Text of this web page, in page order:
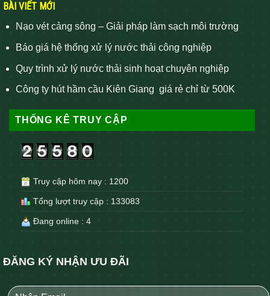
BÀI VIẾT MỚI
Nạo vét cảng sông – Giải pháp làm sạch môi trường
Báo giá hệ thống xử lý nước thải công nghiệp
Quy trình xử lý nước thải sinh hoạt chuyên nghiệp
Công ty hút hầm cầu Kiên Giang giá rẻ chỉ từ 500K
THỐNG KÊ TRUY CẬP
Truy cập hôm nay : 1200
Tổng lượt truy cập : 133083
Đang online : 4
ĐĂNG KÝ NHẬN ƯU ĐÃI